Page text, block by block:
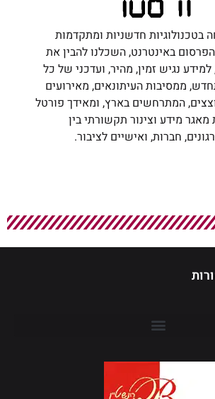
חדשניות ומתקדמות
באינטרנט, השכלנו להבין את
נגיש זמין, מהיר, ועדכני של כל
ממסיבות העיתונאים, מאירועים
המתרחשים בארץ, ומאידך פורטל
מאגר מידע וצינור תקשורתי בין
חברות, ואישיים לציבור.